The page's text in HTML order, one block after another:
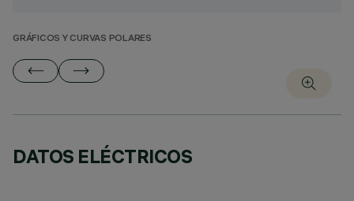
GRÁFICOS Y CURVAS POLARES
DATOS ELÉCTRICOS